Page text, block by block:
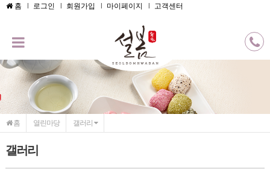
메인콘텐츠 바로가기
홈 로그인 회원가입 마이페이지 고객센터
홈 열린마당 갤러리
갤러리